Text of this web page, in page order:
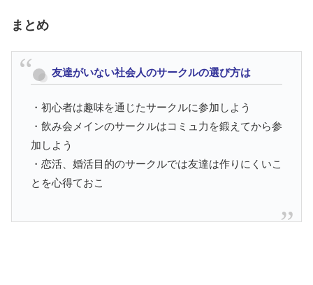
まとめ
友達がいない社会人のサークルの選び方は
・初心者は趣味を通じたサークルに参加しよう
・飲み会メインのサークルはコミュ力を鍛えてから参
加しよう
・恋活、婚活目的のサークルでは友達は作りにくいこ
とを心得ておこ